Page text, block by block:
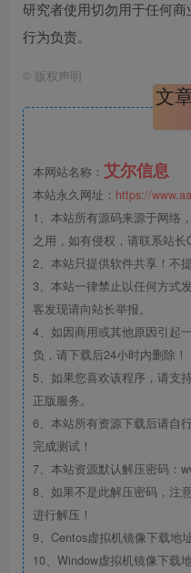
研究者使用切勿用于任何
行为负责。
© 版权声明
文
本网站名称： 艾尔信息
本站永久网址： https://
1、本站所有源码来源于网络
之用，如有侵权，请联系站长
2、本站只提供软件共享！不
3、本站一律禁止以任何方式
客发现请向站长举报。
4、如因商用或其他原因引起
负，请下载后24小时内删除！
5、如果您喜欢该程序，请支
正版服务。
6、本站所有资源下载后请自
完成测试！
7、本站资源默认解压密码：
8、如果不是此解压密码，注
进行解压！
9、Centos虚拟机镜像下载地
10、Window虚拟机镜像下载